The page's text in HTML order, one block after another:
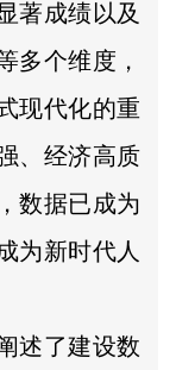
著成绩以及
多个维度，
现代化的重
、经济高质
数据已成为
为新时代人
述了建设数